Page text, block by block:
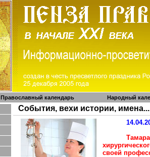
Православный календарь Народный
События, вехи истории, имена...
своей